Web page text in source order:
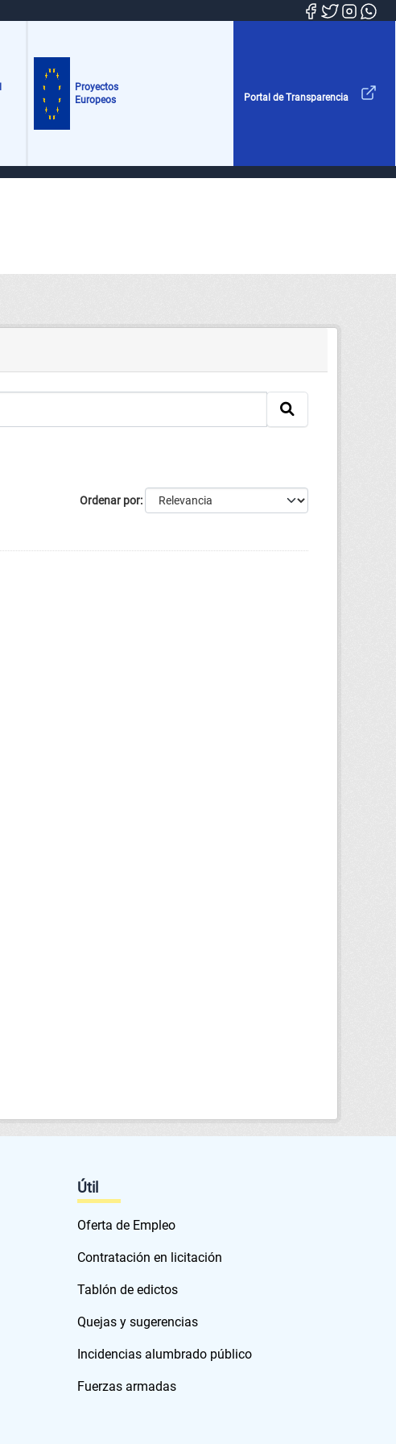
Proyectos
Europeos
Portal de Transparencia
Ordenar por
Útil
Oferta de Empleo
Contratación en licitación
Tablón de edictos
Quejas y sugerencias
Incidencias alumbrado público
Fuerzas armadas